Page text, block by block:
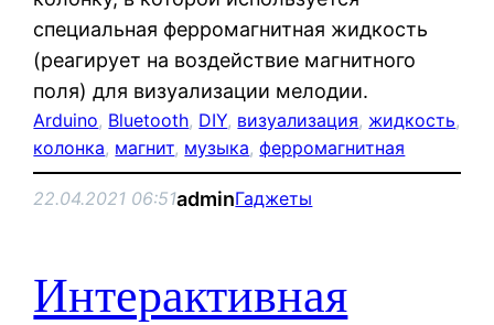
специальная ферромагнитная жидкость
(реагирует на воздействие магнитного
поля) для визуализации мелодии.
Arduino, Bluetooth, DIY, визуализация, жидкость
колонка, магнит, музыка, ферромагнитная
22.04.2021 06:51adminГаджеты
Интерактивная